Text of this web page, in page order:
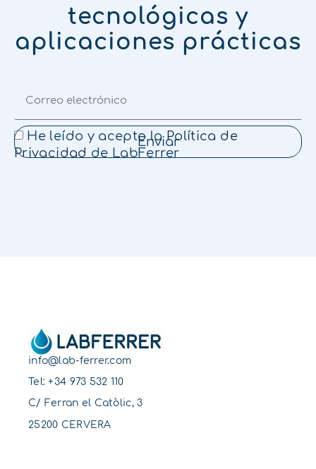
tecnológicas y
aplicaciones prácticas
He leído y acepto la Política de
Privacidad de LabFerrer
Enviar
info@lab-ferrer.com
Tel:+34 973 532 110
C/ Ferran el Catòlic, 3
25200 CERVERA